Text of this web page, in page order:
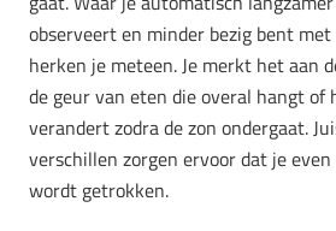
observeert en minder bezig bent
herken je meteen. Je merkt het aan
de geur van eten die overal hangt of
verandert zodra de zon ondergaat.
verschillen zorgen ervoor dat je
wordt getrokken.